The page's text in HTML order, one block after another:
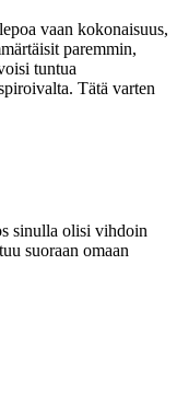
vaan kokonaisuus,
paremmin,
tuntua
Tätä varten
sinulla olisi vihdoin
suoraan omaan